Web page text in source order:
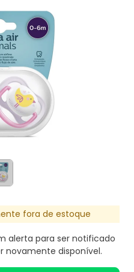
fora de estoque
alerta para ser notificado
novamente disponível.